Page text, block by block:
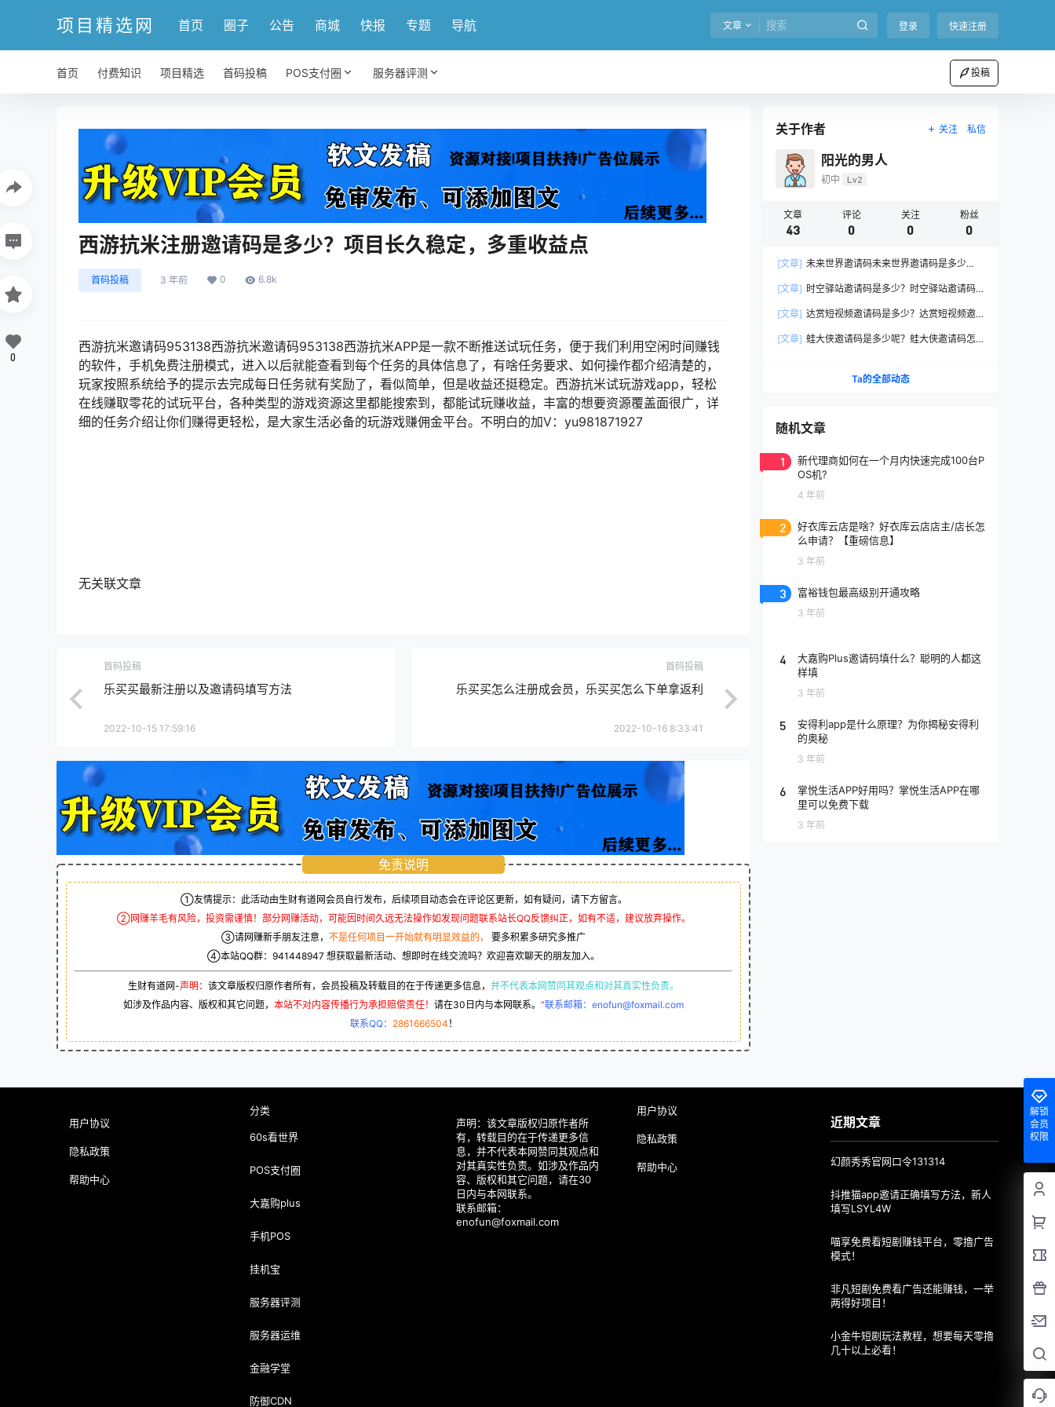
项目精选网 首页 圈子 公告 商城 快报 专题 导航 文章 登录 快速注册
首页 付费知识 项目精选 首码投稿 POS支付圈 服务器评测 投稿
西游抗米注册邀请码是多少？项目长久稳定，多重收益点
首码投稿 3 年前 0 6.8k
西游抗米邀请码953138西游抗米邀请码953138西游抗米APP是一款不断推送试玩任务，便于我们利用空闲时间赚钱
的软件，手机免费注册模式，进入以后就能查看到每个任务的具体信息了，有啥任务要求、如何操作都介绍清楚的，
玩家按照系统给予的提示去完成每日任务就有奖励了，看似简单，但是收益还挺稳定。西游抗米试玩游戏app，轻松
在线赚取零花的试玩平台，各种类型的游戏资源这里都能搜索到，都能试玩赚收益，丰富的想要资源覆盖面很广，详
细的任务介绍让你们赚得更轻松，是大家生活必备的玩游戏赚佣金平台。不明白的加V：yu981871927
无关联文章
0
首码投稿
乐买买最新注册以及邀请码填写方法
2022-10-15 17:59:16
首码投稿
乐买买怎么注册成会员，乐买买怎么下单拿返利
2022-10-16 8:33:41
免责说明
①友情提示：此活动由生财有道网会员自行发布，后续项目动态会在评论区更新，如有疑问，请下方留言。
②网赚羊毛有风险，投资需谨慎！部分网赚活动，可能因时间久远无法操作如发现问题联系站长QQ反馈纠正，如有不适，建议放弃操作。
③请网赚新手朋友注意， 不是任何项目一开始就有明显效益的，
要多积累多研究多推广
④本站QQ群： 941448947 想获取最新活动、想即时在线交流吗？欢迎喜欢聊天的朋友加入。
生财有道网-声明： 该文章版权归原作者所有，会员投稿及转载目的在于传递更多信息， 并不代表本网赞同其观点和对其真实性负责。
如涉及作品内容、版权和其它问题， 本站不对内容传播行为承担赔偿责任！ 请在30日内与本网联系。 “联系邮箱：enofun@foxmail.com
联系QQ： 2861666504 ！
关于作者 关注 私信
阳光的男人
初中 Lv2
文章
43
评论
0
关注
0
粉丝
0
[文章] 未来世界邀请码未来世界邀请码是多少
[文章] 时空驿站邀请码是多少？时空驿站邀请码
[文章] 达赏短视频邀请码是多少？达赏短视频邀
[文章] 蛙大侠邀请码是多少呢？蛙大侠邀请码怎
Ta的全部动态
随机文章
1
新代理商如何在一个月内快速完成100台P
OS机?
4 年前
2
好衣库云店是啥？好衣库云店店主/店长怎
么申请？【重磅信息】
3 年前
3 富裕钱包最高级别开通攻略
3 年前
4
大嘉购Plus邀请码填什么？聪明的人都这
样填
3 年前
5
安得利app是什么原理？为你揭秘安得利
的奥秘
3 年前
6
掌悦生活APP好用吗？掌悦生活APP在哪
里可以免费下载
3 年前
解锁
会员
权限
用户协议
隐私政策
帮助中心
分类
60s看世界
POS支付圈
大嘉购plus
手机POS
挂机宝
服务器评测
服务器运维
金融学堂
防御CDN
声明：该文章版权归原作者所
有，转载目的在于传递更多信
息，并不代表本网赞同其观点和
对其真实性负责。如涉及作品内
容、版权和其它问题，请在30
日内与本网联系。
联系邮箱：
enofun@foxmail.com
用户协议
隐私政策
帮助中心
近期文章
幻颜秀秀官网口令131314
抖推猫app邀请正确填写方法，新人
填写LSYL4W
喵享免费看短剧赚钱平台，零撸广告
模式！
非凡短剧免费看广告还能赚钱，一举
两得好项目！
小金牛短剧玩法教程，想要每天零撸
几十以上必看！